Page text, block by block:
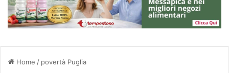
Home / povertà Puglia